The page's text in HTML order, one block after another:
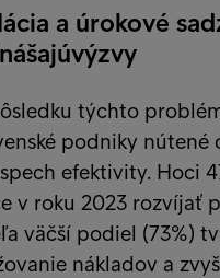
a úrokové
týchto
podniky nútené
efektivity. Hoci
v roku 2023 rozvíjať
väčší podiel (73%)
nákladov a